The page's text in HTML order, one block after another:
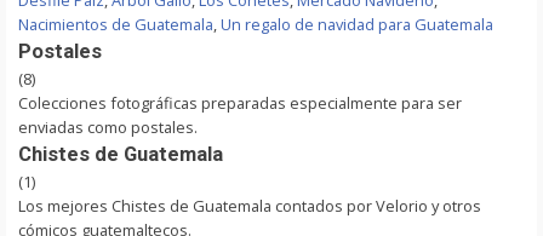
Nacimientos de Guatemala,Un regalo de navidad para Guatemala
Postales
(8)
Colecciones fotográficas preparadas especialmente para ser
enviadas como postales.
Chistes de Guatemala
(1)
Los mejores Chistes de Guatemala contados por Velorio y otros
cómicos guatemaltecos.